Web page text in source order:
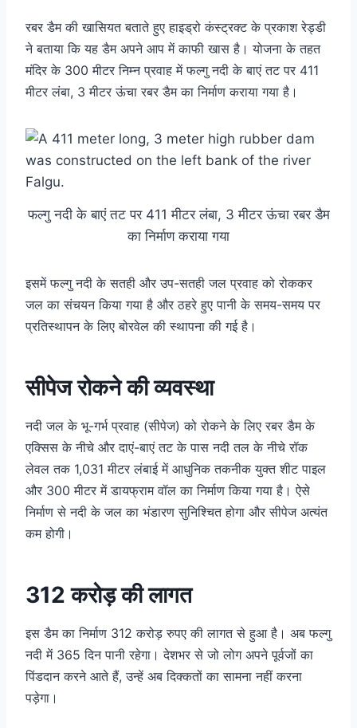
रबर डैम की खासियत बताते हुए हाइड्रो कंस्ट्रक्ट के प्रकाश रेड्डी
ने बताया कि यह डैम अपने आप में काफी खास है। योजना के तहत
मंदिर के 300 मीटर निम्न प्रवाह में फल्गु नदी के बाएं तट पर 411
मीटर लंबा, 3 मीटर ऊंचा रबर डैम का निर्माण कराया गया है।
फल्गु नदी के बाएं तट पर 411 मीटर लंबा, 3 मीटर ऊंचा रबर डैम
का निर्माण कराया गया
इसमें फल्गु नदी के सतही और उप-सतही जल प्रवाह को रोककर
जल का संचयन किया गया है और ठहरे हुए पानी के समय-समय पर
प्रतिस्थापन के लिए बोरवेल की स्थापना की गई है।
सीपेज रोकने की व्यवस्था
नदी जल के भू-गर्भ प्रवाह (सीपेज) को रोकने के लिए रबर डैम के
एक्सिस के नीचे और दाएं-बाएं तट के पास नदी तल के नीचे रॉक
लेवल तक 1,031 मीटर लंबाई में आधुनिक तकनीक युक्त शीट पाइल
और 300 मीटर में डायफ्राम वॉल का निर्माण किया गया है। ऐसे
निर्माण से नदी के जल का भंडारण सुनिश्चित होगा और सीपेज अत्यंत
कम होगी।
312 करोड़ की लागत
इस डैम का निर्माण 312 करोड़ रुपए की लागत से हुआ है। अब फल्गु
नदी में 365 दिन पानी रहेगा। देशभर से जो लोग अपने पूर्वजों का
पिंडदान करने आते हैं, उन्हें अब दिक्कतों का सामना नहीं करना
पड़ेगा।